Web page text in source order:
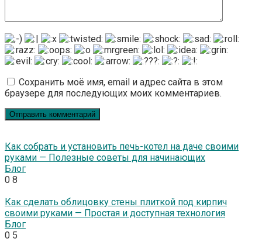
Сохранить моё имя, email и адрес сайта в этом
браузере для последующих моих комментариев.
Как собрать и установить печь-котел на даче своими
руками — Полезные советы для начинающих
Блог
0 8
Как сделать облицовку стены плиткой под кирпич
своими руками — Простая и доступная технология
Блог
0 5